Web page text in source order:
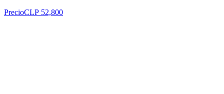
PrecioCLP 52,800